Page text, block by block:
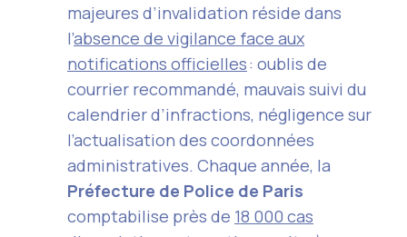
majeures d’invalidation réside dans
l’absence de vigilance face aux
notifications officielles: oublis de
courrier recommandé, mauvais suivi du
calendrier d’infractions, négligence sur
l’actualisation des coordonnées
administratives. Chaque année, la
Préfecture de Police de Paris
comptabilise près de 18 000 cas